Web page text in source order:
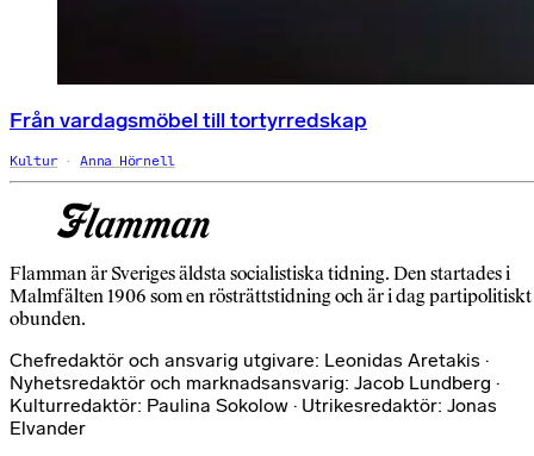
Från vardagsmöbel till tortyrredskap
Kultur Anna Hörnell
Flamman är Sveriges äldsta socialistiska tidning. Den startades i
Malmfälten 1906 som en rösträttstidning och är i dag partipolitiskt
obunden.
Chefredaktör och ansvarig utgivare: Leonidas Aretakis ·
Nyhetsredaktör och marknadsansvarig: Jacob Lundberg ·
Kulturredaktör: Paulina Sokolow · Utrikesredaktör: Jonas
Elvander